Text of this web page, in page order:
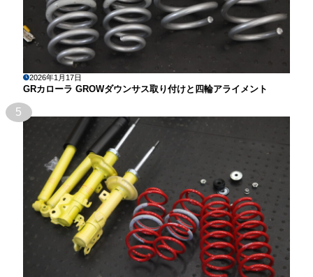
2026年1月17日
GRカローラ GROWダウンサス取り付けと四輪アライメント
5